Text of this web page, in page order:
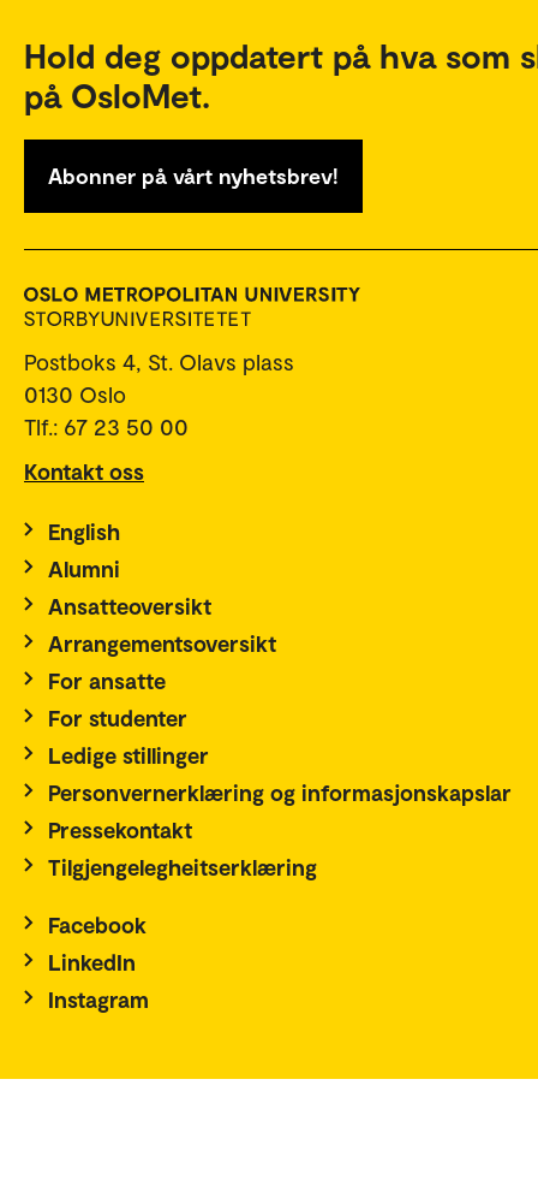
Hold deg oppdatert på hva som
på OsloMet.
Abonner på vårt nyhetsbrev!
Postboks 4, St. Olavs plass
0130 Oslo
Tlf.: 67 23 50 00
Kontakt oss
English
Alumni
Ansatteoversikt
Arrangementsoversikt
For ansatte
For studenter
Ledige stillinger
Personvernerklæring og informasjonskapslar
Pressekontakt
Tilgjengelegheitserklæring
Facebook
LinkedIn
Instagram